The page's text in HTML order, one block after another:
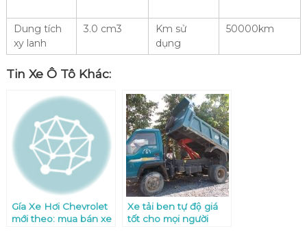
Dung tích
xy lanh
3.0 cm3
Km sử
dụng
50000km
Tin Xe Ô Tô Khác:
Gía Xe Hơi Chevrolet
mới theo: mua bán xe
Xe tải ben tự độ giá
tốt cho mọi người